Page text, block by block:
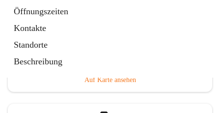
Öffnungszeiten
Kontakte
Standorte
Beschreibung
Auf Karte ansehen